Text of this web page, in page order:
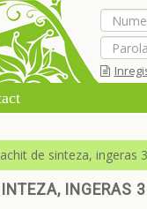
de sinteza, ingeras
INGERAS